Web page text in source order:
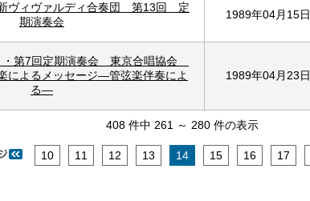
ヴィヴァルディ合奏団 第13回 定
期演奏会
1989年04月15日
・第7回定期演奏会 東京合唱協会
によるメッセージ―管弦楽伴奏によ
る―
1989年04月23日
408 件中 261 ～ 280 件の表示
10 11 12 13 14 15 16 17